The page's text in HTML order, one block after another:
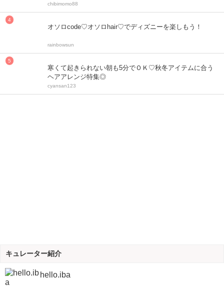
chibimomo88
オソロcode♡オソロhair♡でディズニーを楽しもう！
rainbowsun
寒くて起きられない朝も5分でＯＫ♡秋冬アイテムに合う
ヘアアレンジ特集◎
cyansan123
キュレーター紹介
hello.iba